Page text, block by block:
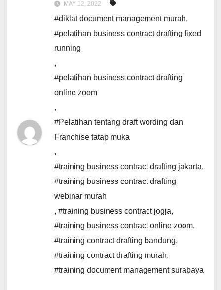
MAY 12, 2022
#diklat document management murah,
#pelatihan business contract drafting fixed
running
,
#pelatihan business contract drafting
online zoom
,
#Pelatihan tentang draft wording dan
Franchise tatap muka
,
#training business contract drafting jakarta,
#training business contract drafting
webinar murah
, #training business contract jogja,
#training business contract online zoom,
#training contract drafting bandung,
#training contract drafting murah,
#training document management surabaya